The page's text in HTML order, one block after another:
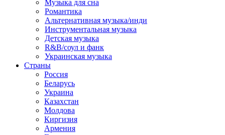
Музыка для сна
Романтика
Альтернативная музыка/инди
Инструментальная музыка
Детская музыка
R&B/cоул и фанк
Украинская музыка
Страны
Россия
Беларусь
Украина
Казахстан
Молдова
Киргизия
Армения